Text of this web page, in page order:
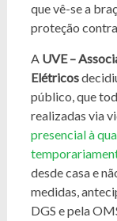
que vê-se a
proteção
A UVE –
Elétricos
público, que
realizadas via
presencial à
desde casa e
medidas,
DGS e pela